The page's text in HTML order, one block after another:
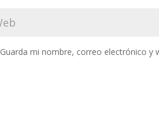
Guarda mi nombre, correo electrónico y